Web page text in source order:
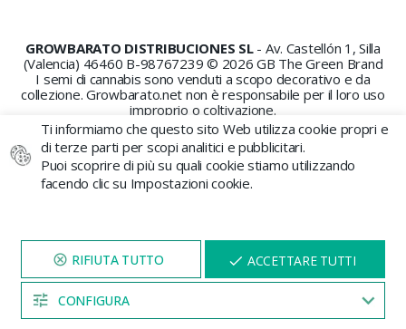
GROWBARATO DISTRIBUCIONES SL - Av. Castellón 1, Silla
(Valencia) 46460 B-98767239 © 2026 GB The Green Brand
I semi di cannabis sono venduti a scopo decorativo e da
collezione. Growbarato.net non è responsabile per il loro uso
improprio o coltivazione.
Ti informiamo che questo sito Web utilizza cookie propri e
di terze parti per scopi analitici e pubblicitari.
Puoi scoprire di più su quali cookie stiamo utilizzando
facendo clic su Impostazioni cookie.
CONFIGURA
ACCETTARE TUTTI
VISITA IL NOSTRO SITO
PER 5 MINUTI E QUI
APPARIRÀ UNOSCONTO
04:53